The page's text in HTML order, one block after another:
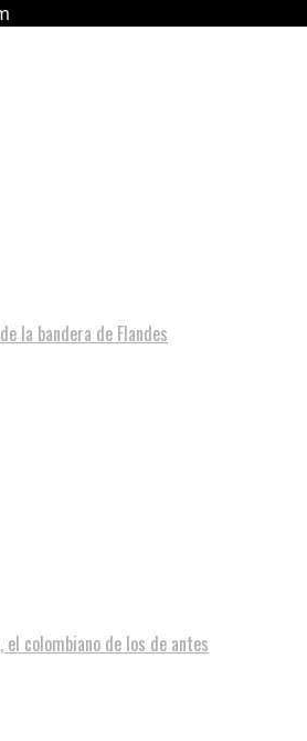
la bandera de Flandes
el colombiano de los de antes